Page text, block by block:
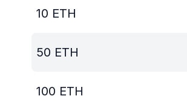
10 ETH
50 ETH
100 ETH